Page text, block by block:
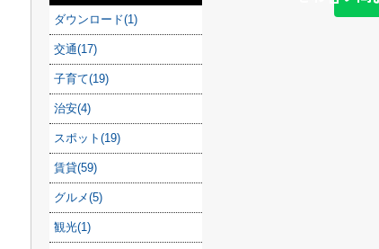
ダウンロード(1)
交通(17)
子育て(19)
治安(4)
スポット(19)
賃貸(59)
グルメ(5)
観光(1)